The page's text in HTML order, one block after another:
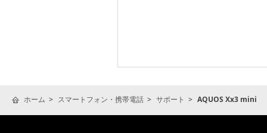
ホーム スマートフォン・携帯電話 サポート AQUOS Xx3 mini